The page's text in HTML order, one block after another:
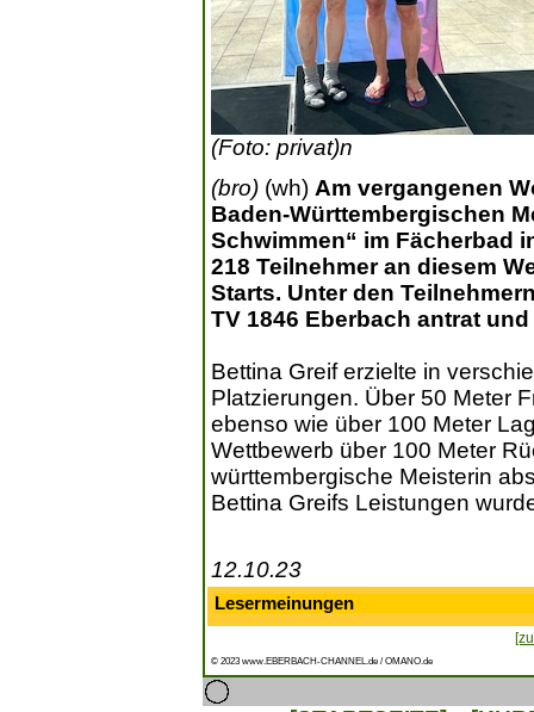
(Foto: privat)n
(bro) (wh) Am vergangenen
Baden-Württembergischen
Schwimmen“ im Fächerbad
218 Teilnehmer an diesem
Starts. Unter den
TV 1846 Eberbach antrat
Bettina Greif erzielte in
Platzierungen. Über 50 Meter
ebenso wie über 100 Meter
Wettbewerb über 100 Meter
württembergische Meisterin
Bettina Greifs Leistungen
12.10.23
Lesermeinungen
© 2023 www.EBERBACH-CHANNEL.de / OMANO.de